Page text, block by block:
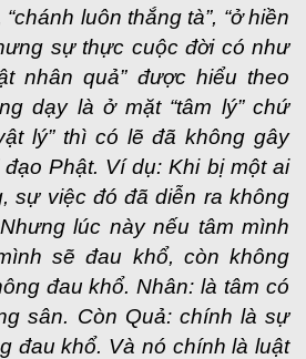
luôn thắng tà”, “ở hiền
sự thực cuộc đời có như
nhân quả” được hiểu theo
dạy là ở mặt “tâm lý” chứ
lý” thì có lẽ đã không gây
Phật. Ví dụ: Khi bị một ai
sự việc đó đã diễn ra không
lúc này nếu tâm mình
sẽ đau khổ, còn không
đau khổ. Nhân: là tâm có
sân. Còn Quả: chính là sự
đau khổ. Và nó chính là luật